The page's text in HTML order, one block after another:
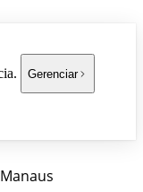
Gerenciar
Manaus